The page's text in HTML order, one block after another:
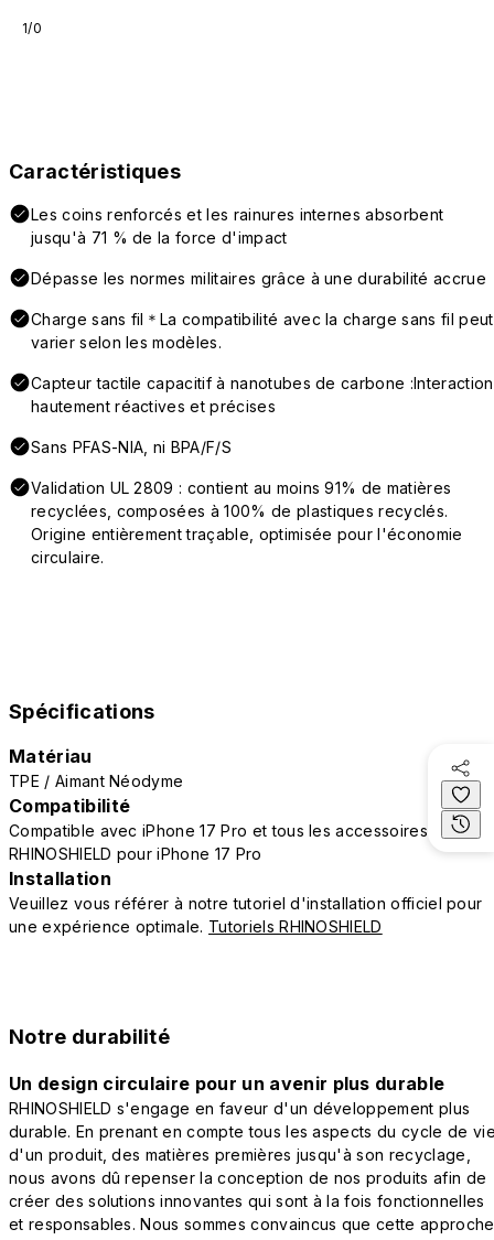
1/0
Caractéristiques
Les coins renforcés et les rainures internes absorbent
jusqu'à 71 % de la force d'impact
Dépasse les normes militaires grâce à une durabilité accrue
Charge sans fil＊La compatibilité avec la charge sans fil peut
varier selon les modèles.
Capteur tactile capacitif à nanotubes de carbone
hautement réactives et précises
Sans PFAS-NIA, ni BPA/F/S
Validation UL 2809 : contient au moins 91% de matières
recyclées, composées à 100% de plastiques recyclés.
Origine entièrement traçable, optimisée pour l'économie
circulaire.
Spécifications
Matériau
TPE / Aimant Néodyme
Compatibilité
Compatible avec iPhone 17 Pro et tous les accessoires
RHINOSHIELD pour iPhone 17 Pro
Installation
Veuillez vous référer à notre tutoriel d'installation officiel pour
une expérience optimale. Tutoriels RHINOSHIELD
Notre durabilité
Un design circulaire pour un avenir plus durable
RHINOSHIELD s'engage en faveur d'un développement plus
durable. En prenant en compte tous les aspects du cycle de
d'un produit, des matières premières jusqu'à son recyclage,
nous avons dû repenser la conception de nos produits afin de
créer des solutions innovantes qui sont à la fois fonctionnelles
et responsables. Nous sommes convaincus que cette approche